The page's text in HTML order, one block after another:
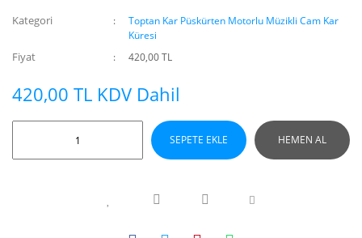
Kategori
Toptan Kar Püskürten Motorlu Müzikli Cam Kar
Küresi
Fiyat 420,00 TL
420,00 TL KDV Dahil
SEPETE EKLE HEMEN AL